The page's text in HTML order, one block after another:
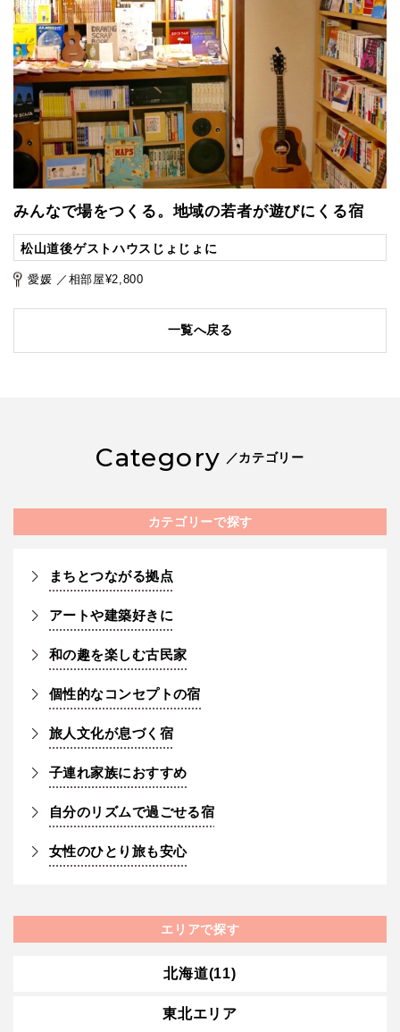
みんなで場をつくる。地域の若者が遊びにくる宿
松山道後ゲストハウスじょじょに
愛媛 ／相部屋¥2,800
一覧へ戻る
Category ／カテゴリー
カテゴリーで探す
まちとつながる拠点
アートや建築好きに
和の趣を楽しむ古民家
個性的なコンセプトの宿
旅人文化が息づく宿
子連れ家族におすすめ
自分のリズムで過ごせる宿
女性のひとり旅も安心
エリアで探す
北海道(11)
東北エリア